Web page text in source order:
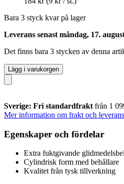
Bara 3 styck kvar på lager
Leverans senast måndag, 17.
Det finns bara 3 stycken av denna
Lägg i varukorgen
Sverige: Fri standardfrakt från 1
Mer information om frakt och leverans
Egenskaper och fördelar
Extra fuktgivande
Cylindrisk form med behållare
Kvalitet från tysk tillverkning